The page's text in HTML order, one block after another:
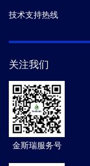
技术支持热线
关注我们
金斯瑞服务号